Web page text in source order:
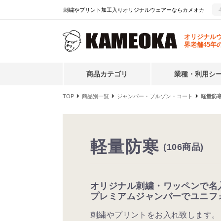
刺繍やプリント加工入りオリジナルウェアーならカメオカ
オリジナル
界老舗45年
商品カテゴリ 業種・利用シ
TOP 商品別一覧 ジャンパー・ブルゾン・コート 軽量防
軽量防寒 (106商品)
オリジナル刺繍・ワッペンで名
プレミアムジャンバーでユニ
刺繍やプリントをお入れ致します。